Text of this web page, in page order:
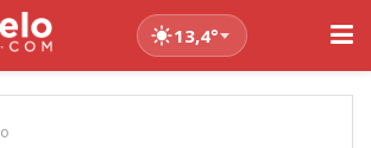
13,4°